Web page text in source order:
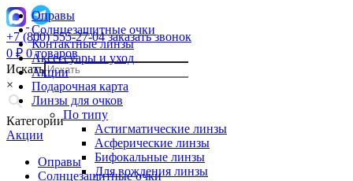
+7 (800) 555-27-04 заказать звонок
0 ₽ 0 товаров
Искать
×
Категории
Акции
Оправы
Солнцезащитные очки
Оправы
Солнцезащитные очки
Контактные линзы
Аксессуары и уход
Акции
Подарочная карта
Линзы для очков
По типу
Астигматические линзы
Асферические линзы
Бифокальные линзы
Для вождения линзы